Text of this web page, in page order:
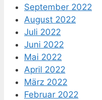
September 2022
August 2022
Juli 2022
Juni 2022
Mai 2022
April 2022
März 2022
Februar 2022